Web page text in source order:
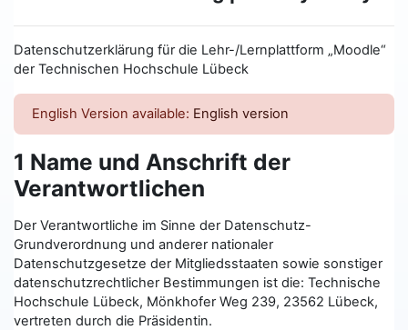
Datenschutzerklärung für die Lehr-/Lernplattform „Moodle“
der Technischen Hochschule Lübeck
English Version available: English version
1 Name und Anschrift der
Verantwortlichen
Der Verantwortliche im Sinne der Datenschutz-
Grundverordnung und anderer nationaler
Datenschutzgesetze der Mitgliedsstaaten sowie sonstiger
datenschutzrechtlicher Bestimmungen ist die: Technische
Hochschule Lübeck, Mönkhofer Weg 239, 23562 Lübeck,
vertreten durch die Präsidentin.